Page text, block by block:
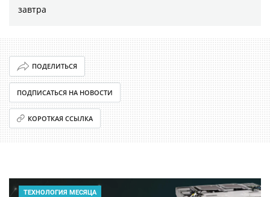
завтра
ПОДЕЛИТЬСЯ
ПОДПИСАТЬСЯ НА НОВОСТИ
КОРОТКАЯ ССЫЛКА
ТЕХНОЛОГИЯ МЕСЯЦА